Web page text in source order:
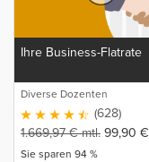
Ihre Business-Flatrate
Diverse Dozenten
(628)
1.669,97€mtl. 99,90 €
Sie sparen 94 %